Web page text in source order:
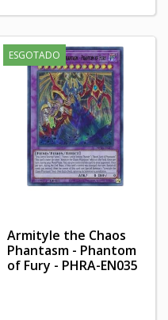
ESGOTADO
Armityle the Chaos
Phantasm - Phantom
of Fury - PHRA-EN035